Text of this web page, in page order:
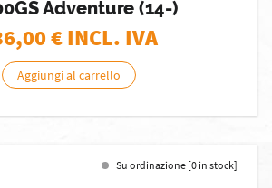
Adventure (14-)
€ INCL. IVA
Aggiungi al carrello
Su ordinazione [0 in stock]